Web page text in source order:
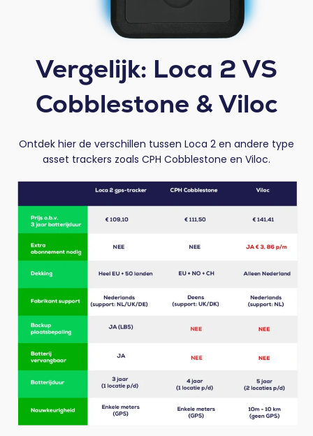
Vergelijk: Loca 2 VS
Cobblestone & Viloc
Ontdek hier de verschillen tussen Loca 2 en andere type
asset trackers zoals CPH Cobblestone en Viloc.